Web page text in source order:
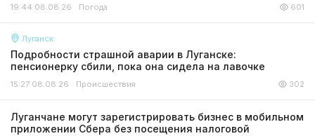
19:44 08.08.26 Погода 601
Луганск
Подробности страшной аварии в Луганске:
пенсионерку сбили, пока она сидела на лавочке
15:27 08.08.26 Происшествия 302
Луганчане могут зарегистрировать бизнес в мобильном
приложении Сбера без посещения налоговой